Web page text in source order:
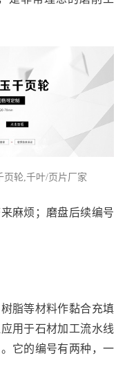
页轮,千叶/页片厂家
麻烦；磨盘后续编号
脂等材料作黏合充填
用于石材加工流水线
它的编号有两种，一